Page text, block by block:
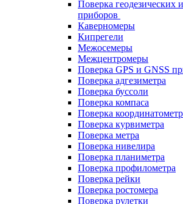
Поверка геодезических
приборов
Каверномеры
Кипрегели
Межосемеры
Межцентромеры
Поверка GPS и GNSS
Поверка адгезиметра
Поверка буссоли
Поверка компаса
Поверка
Поверка курвиметра
Поверка метра
Поверка нивелира
Поверка планиметра
Поверка профилометра
Поверка рейки
Поверка ростомера
Поверка рулетки